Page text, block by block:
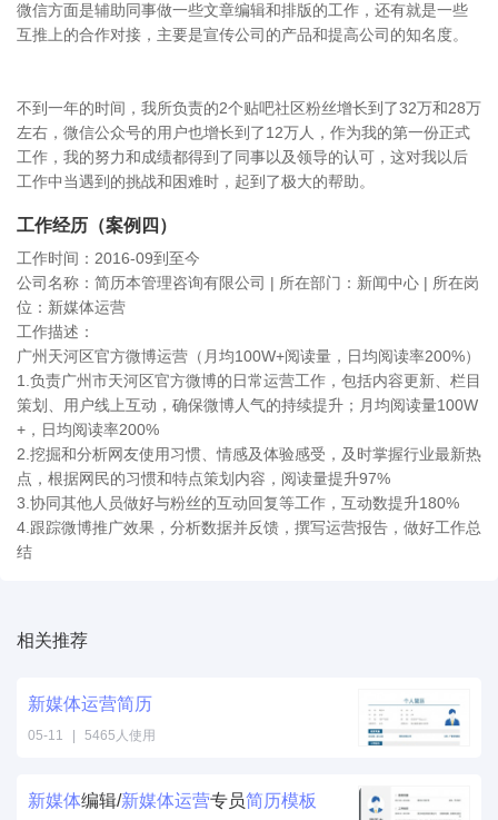
微信方面是辅助同事做一些文章编辑和排版的工作，还有就是一些
互推上的合作对接，主要是宣传公司的产品和提高公司的知名度。
不到一年的时间，我所负责的2个贴吧社区粉丝增长到了32万和28万
左右，微信公众号的用户也增长到了12万人，作为我的第一份正式
工作，我的努力和成绩都得到了同事以及领导的认可，这对我以后
工作中当遇到的挑战和困难时，起到了极大的帮助。
工作经历（案例四）
工作时间：2016-09到至今
公司名称：简历本管理咨询有限公司 | 所在部门：新闻中心 | 所在岗
位：新媒体运营
工作描述：
广州天河区官方微博运营（月均100W+阅读量，日均阅读率200%）
1.负责广州市天河区官方微博的日常运营工作，包括内容更新、栏目
策划、用户线上互动，确保微博人气的持续提升；月均阅读量100W
+，日均阅读率200%
2.挖掘和分析网友使用习惯、情感及体验感受，及时掌握行业最新热
点，根据网民的习惯和特点策划内容，阅读量提升97%
3.协同其他人员做好与粉丝的互动回复等工作，互动数提升180%
4.跟踪微博推广效果，分析数据并反馈，撰写运营报告，做好工作总
结
相关推荐
新媒体运营简历
05-11 5465人使用
新媒体编辑/新媒体运营专员简历模板